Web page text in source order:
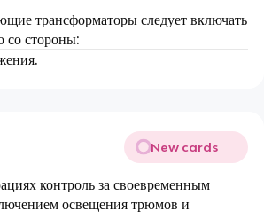
трансформаторы следует включать
со стороны:
New cards
контроль за своевременным
освещения трюмов и